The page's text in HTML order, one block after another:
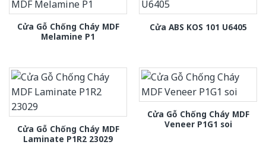
Cửa Gỗ Chống Cháy MDF
Melamine P1
Cửa ABS KOS 101 U6405
Cửa Gỗ Chống Cháy MDF
Laminate P1R2 23029
Cửa Gỗ Chống Cháy MDF
Veneer P1G1 soi